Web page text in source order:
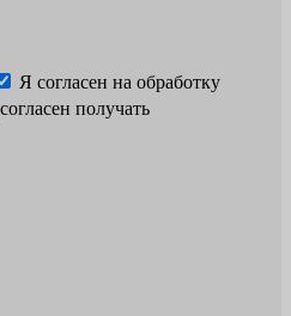
Я согласен на обработку
получать